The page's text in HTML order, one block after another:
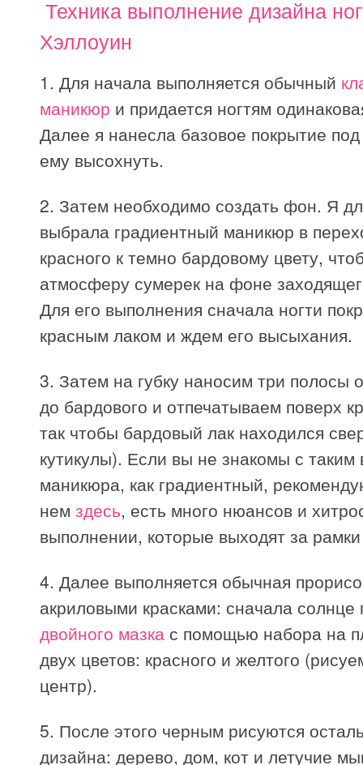
Техника выполнение дизайна
Хэллоуин
1. Для начала выполняется обычный
маникюр и придается ногтям
Далее я нанесла базовое покрытие
ему высохнуть.
2. Затем необходимо создать фон. Я
выбрала градиентный маникюр в
красного к темно бардовому цвету,
атмосферу сумерек на фоне
Для его выполнения сначала ногти
красным лаком и ждем его высыхания.
3. Затем на губку наносим три полосы
до бардового и отпечатываем поверх
так чтобы бардовый лак находился
кутикулы). Если вы не знакомы с таким
маникюра, как градиентный,
нем здесь, есть много нюансов и
выполнении, которые выходят за
4. Далее выполняется обычная
акриловыми красками: сначала
двойного мазка с помощью набора на
двух цветов: красного и желтого
центр).
5. После этого черным рисуются
дизайна: дерево, дом, кот и летучие